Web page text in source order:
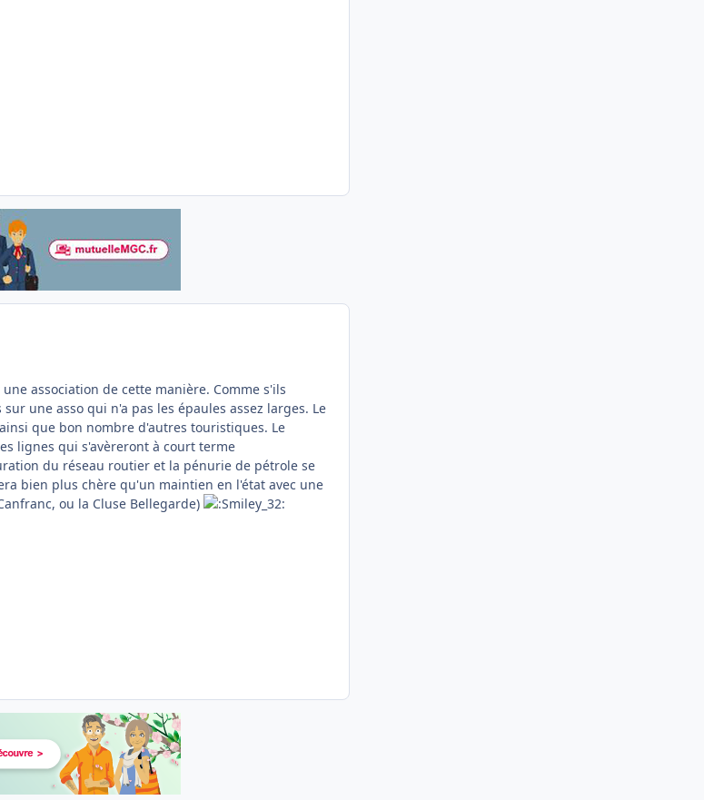
association de cette manière. Comme s'ils
une asso qui n'a pas les épaules assez larges. Le
que bon nombre d'autres touristiques. Le
lignes qui s'avèreront à court terme
du réseau routier et la pénurie de pétrole se
bien plus chère qu'un maintien en l'état avec une
ou la Cluse Bellegarde)